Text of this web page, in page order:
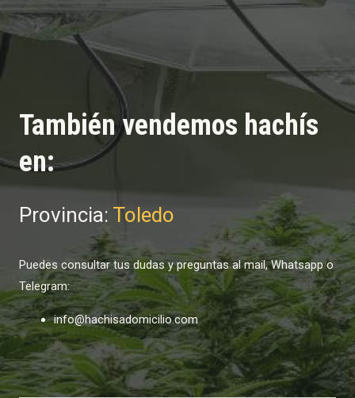
También vendemos hachís
en:
Provincia: Toledo
Puedes consultar tus dudas y preguntas al mail, Whatsapp o
Telegram:
info@hachisadomicilio.com